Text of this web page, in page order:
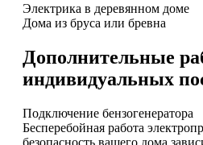
Электрика в деревянном доме
Дома из бруса или бревна
Дополнительные
индивидуальных
Подключение бензогенератора
Бесперебойная работа
безопасность вашего дома